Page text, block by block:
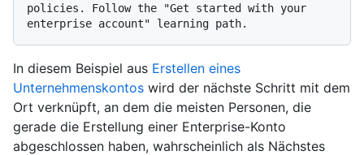
policies. Follow the "Get started with your
In diesem Beispiel aus Erstellen eines
Unternehmenskontos wird der nächste Schritt mit dem
Ort verknüpft, an dem die meisten Personen, die
gerade die Erstellung einer Enterprise-Konto
abgeschlossen haben, wahrscheinlich als Nächstes